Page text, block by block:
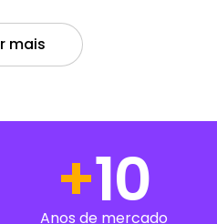
mais
+14
Anos de mercado